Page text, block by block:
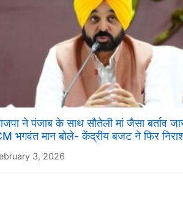
ने पंजाब के साथ सौतेली मां जैसा बर्ताव
भगवंत मान बोले- केंद्रीय बजट ने फिर
3, 2026